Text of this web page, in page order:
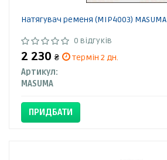
Натягувач ременя (MIP4003) MASUMA
0 відгуків
2 230 ₴
термін 2 дн.
Артикул:
MASUMA
ПРИДБАТИ